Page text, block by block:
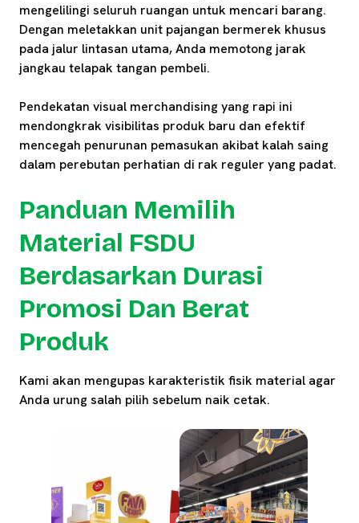
mengelilingi seluruh ruangan untuk mencari barang.
Dengan meletakkan unit pajangan bermerek khusus
pada jalur lintasan utama, Anda memotong jarak
jangkau telapak tangan pembeli.
Pendekatan visual merchandising yang rapi ini
mendongkrak visibilitas produk baru dan efektif
mencegah penurunan pemasukan akibat kalah saing
dalam perebutan perhatian di rak reguler yang padat.
Panduan Memilih
Material FSDU
Berdasarkan Durasi
Promosi Dan Berat
Produk
Kami akan mengupas karakteristik fisik material agar
Anda urung salah pilih sebelum naik cetak.